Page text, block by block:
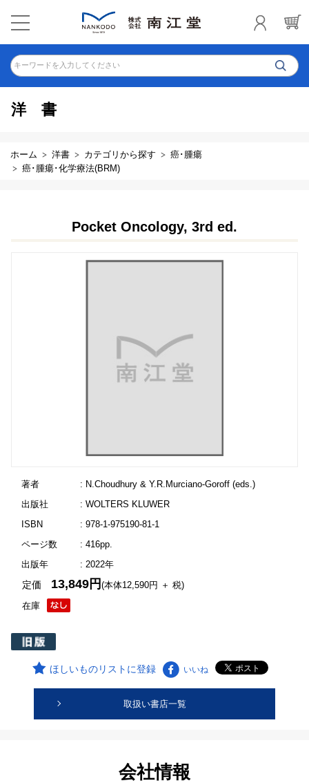
キーワードを入力してください
洋書
ホーム 洋書 カテゴリから探す
癌･腫瘍
癌･腫瘍･化学療法(BRM)
Pocket Oncology, 3rd ed.
著者
: N.Choudhury & Y.R.Murciano-Goroff (eds.)
出版社
: WOLTERS KLUWER
ISBN
: 978-1-975190-81-1
ページ数
: 416pp.
出版年
: 2022年
在庫
定価 13,849円(本体12,590円 ＋ 税)
ほしいものリストに登録 いいね
取扱い書店一覧
会社情報